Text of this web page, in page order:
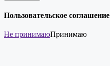
Пользовательское соглашение
Не принимаюПринимаю